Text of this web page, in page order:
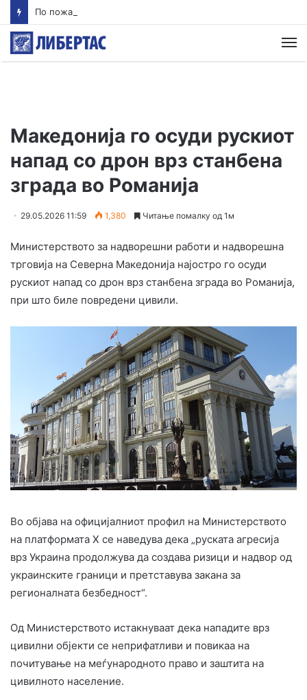
Македонија го осуди рускиот
напад со дрон врз станбена
зграда во Романија
29.05.2026 11:59 1,380 Читање помалку од 1м
Министерството за надворешни работи и надворешна
трговија на Северна Македонија најостро го осуди
рускиот напад со дрон врз станбена зграда во Романија,
при што биле повредени цивили.
Во објава на официјалниот профил на Министерството
на платформата X се наведува дека „руската агресија
врз Украина продолжува да создава ризици и надвор од
украинските граници и претставува закана за
регионалната безбедност“.
Од Министерството истакнуваат дека нападите врз
цивилни објекти се неприфатливи и повикаа на
почитување на меѓународното право и заштита на
цивилното население.